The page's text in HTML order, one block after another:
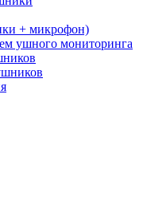
+ микрофон)
ушного мониторинга